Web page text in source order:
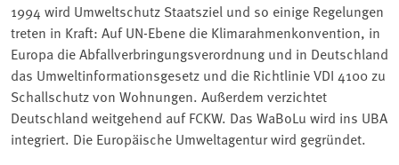
1994 wird Umweltschutz Staatsziel und so einige Regelungen
treten in Kraft: Auf UN-Ebene die Klimarahmenkonvention, in
Europa die Abfallverbringungsverordnung und in Deutschland
das Umweltinformationsgesetz und die Richtlinie VDI 4100 zu
Schallschutz von Wohnungen. Außerdem verzichtet
Deutschland weitgehend auf FCKW. Das WaBoLu wird ins UBA
integriert. Die Europäische Umweltagentur wird gegründet.